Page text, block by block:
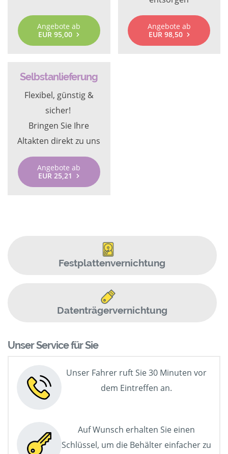
Angebote ab
EUR 95,00
Angebote ab
EUR 98,50
Selbstanlieferung
Flexibel, günstig &
sicher!
Bringen Sie Ihre
Altakten direkt zu uns
Angebote ab
EUR 25,21
Festplattenvernichtung
Datenträgervernichtung
Unser Service für Sie
Unser Fahrer ruft Sie 30 Minuten vor
dem Eintreffen an.
Auf Wunsch erhalten Sie einen
Schlüssel, um die Behälter einfacher zu